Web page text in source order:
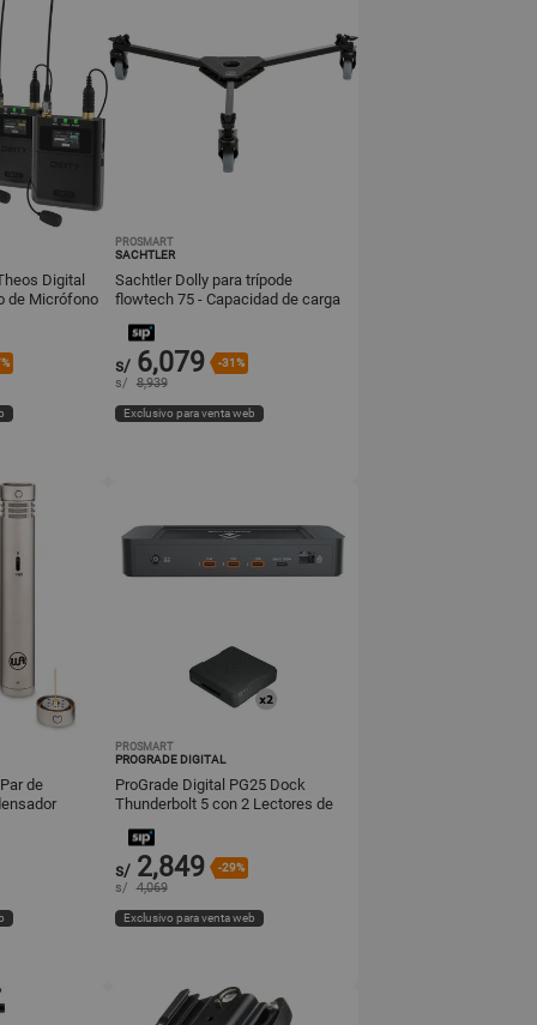
Digital
de Micrófono
PROSMART
SACHTLER
Sachtler Dolly para trípode
flowtech 75 - Capacidad de carga
s/ 6,079 -31%
s/ 8,939
Exclusivo para venta web
de
PROSMART
PROGRADE DIGITAL
ProGrade Digital PG25 Dock
Thunderbolt 5 con 2 Lectores de
s/ 2,849 -29%
s/ 4,069
Exclusivo para venta web